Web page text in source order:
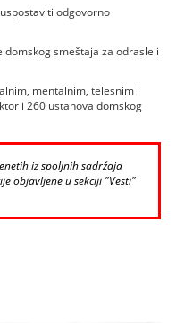
odgovorno
smeštaja za odrasle i
mentalnim, telesnim i
i 260 ustanova domskog
iz spoljnih sadržaja
objavljene u sekciji "Vesti"